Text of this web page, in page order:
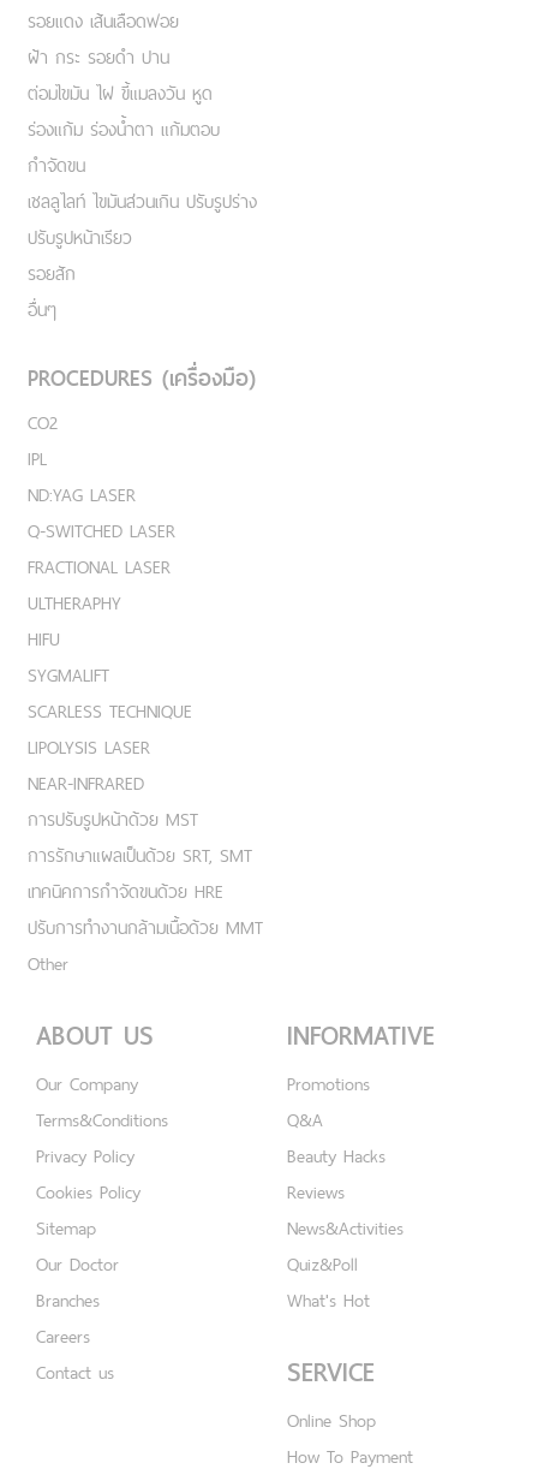
รอยแดง เส้นเลือดฟอย
ฝ้า กระ รอยดำ ปาน
ต่อมไขมัน ไฝ ขี้แมลงวัน หูด
ร่องแก้ม ร่องน้ำตา แก้มตอบ
กำจัดขน
เชลลูไลท์ ไขมันส่วนเกิน ปรับรูปร่าง
ปรับรูปหน้าเรียว
รอยสัก
อื่นๆ
PROCEDURES (เครื่องมือ)
CO2
IPL
ND:YAG LASER
Q-SWITCHED LASER
FRACTIONAL LASER
ULTHERAPHY
HIFU
SYGMALIFT
SCARLESS TECHNIQUE
LIPOLYSIS LASER
NEAR-INFRARED
การปรับรูปหน้าด้วย MST
การรักษาแผลเป็นด้วย SRT, SMT
เทคนิคการกำจัดขนด้วย HRE
ปรับการทำงานกล้ามเนื้อด้วย MMT
Other
ABOUT US
Our Company
Terms&Conditions
Privacy Policy
Cookies Policy
Sitemap
Our Doctor
Branches
Careers
Contact us
INFORMATIVE
Promotions
Q&A
Beauty Hacks
Reviews
News&Activities
Quiz&Poll
What's Hot
SERVICE
Online Shop
How To Payment